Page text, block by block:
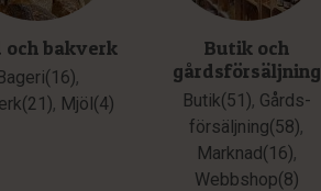
och bakverk
,
, Mjöl(4)
Butik och
gårdsförsäljning
Butik(51), Gårds­
försäljning(58),
Marknad(16),
Webbshop(8)